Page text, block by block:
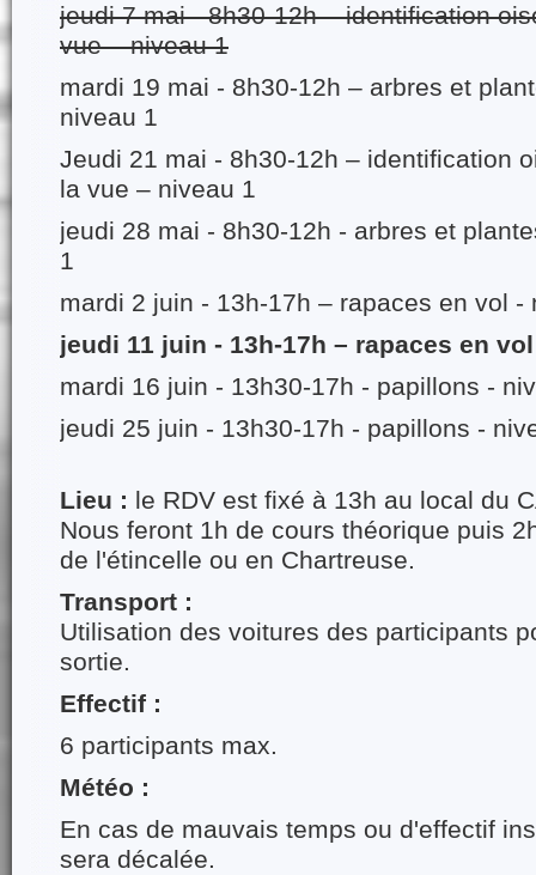
jeudi 7 mai - 8h30-12h – identification
vue – niveau 1
mardi 19 mai - 8h30-12h – arbres et
niveau 1
Jeudi 21 mai - 8h30-12h – identification
la vue – niveau 1
jeudi 28 mai - 8h30-12h - arbres et
1
mardi 2 juin - 13h-17h – rapaces en vol -
jeudi 11 juin - 13h-17h – rapaces en
mardi 16 juin - 13h30-17h - papillons -
jeudi 25 juin - 13h30-17h - papillons -
Lieu : le RDV est fixé à 13h au local du
Nous feront 1h de cours théorique puis
de l'étincelle ou en Chartreuse.
Transport :
Utilisation des voitures des participants
sortie.
Effectif :
6 participants max.
Météo :
En cas de mauvais temps ou d'effectif
sera décalée.